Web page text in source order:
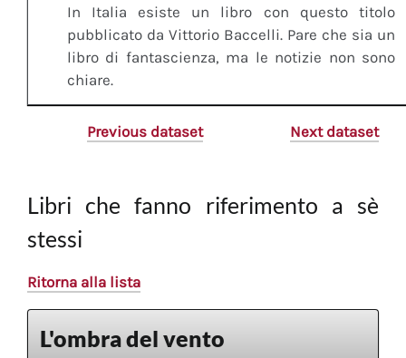
In Italia esiste un libro con questo titolo
pubblicato da Vittorio Baccelli. Pare che sia un
libro di fantascienza, ma le notizie non sono
chiare.
Previous dataset Next dataset
Libri che fanno riferimento a sè
stessi
Ritorna alla lista
L'ombra del vento